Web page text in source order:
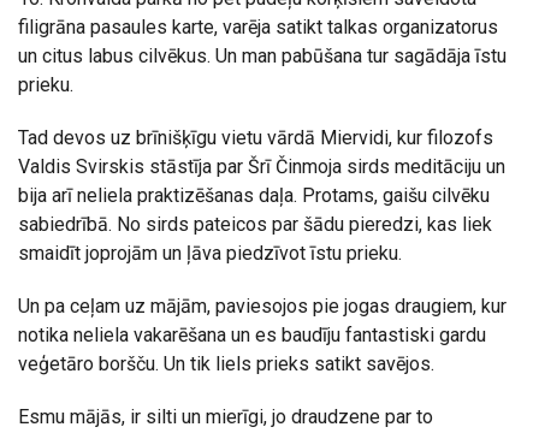
filigrāna pasaules karte, varēja satikt talkas organizatorus
un citus labus cilvēkus. Un man pabūšana tur sagādāja īstu
prieku.
Tad devos uz brīnišķīgu vietu vārdā Miervidi, kur filozofs
Valdis Svirskis stāstīja par Šrī Činmoja sirds meditāciju un
bija arī neliela praktizēšanas daļa. Protams, gaišu cilvēku
sabiedrībā. No sirds pateicos par šādu pieredzi, kas liek
smaidīt joprojām un ļāva piedzīvot īstu prieku.
Un pa ceļam uz mājām, paviesojos pie jogas draugiem, kur
notika neliela vakarēšana un es baudīju fantastiski gardu
veģetāro boršču. Un tik liels prieks satikt savējos.
Esmu mājās, ir silti un mierīgi, jo draudzene par to